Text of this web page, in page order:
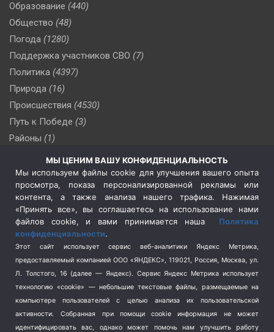
Образование (440)
Общество (48)
Погода (1280)
Поддержка участников СВО (7)
Политика (4397)
Природа (16)
Происшествия (4530)
Путь к Победе (3)
Районы (1)
(510)
Сельское хозяйство (3)
Социальная политика
(3)
Спецоперация в Украине
Спецоперация на Украине
(404)
Спорт (740)
Терроризм (1)
Транспорт (262)
Туризм (178)
Флот (76)
МЫ ЦЕНИМ ВАШУ КОНФИДЕНЦИАЛЬНОСТЬ
Мы используем файлы cookie для улучшения вашего опыта
просмотра, показа персонализированной рекламы или
контента, а также анализа нашего трафика. Нажимая
«Принять все», вы соглашаетесь на использование нами
файлов cookie, и вами принимается наша Политика
конфиденциальности.
Этот сайт использует сервис веб-аналитики Яндекс Метрика,
предоставляемый компанией ООО «ЯНДЕКС», 119021, Россия, Москва, ул.
Л. Толстого, 16 (далее — Яндекс). Сервис Яндекс Метрика использует
технологию «cookie» — небольшие текстовые файлы, размещаемые на
компьютере пользователей с целью анализа их пользовательской
активности.
Собранная при помощи cookie информация не может
идентифицировать вас, однако может помочь нам улучшить работу